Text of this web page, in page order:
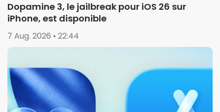
Dopamine 3, le jailbreak pour iOS 26 sur
iPhone, est disponible
7 Aug. 2026 • 22:44